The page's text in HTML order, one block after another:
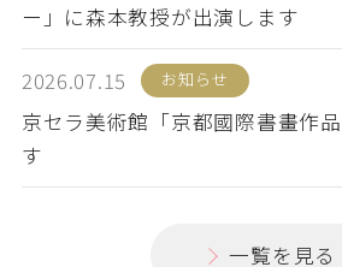
ー」に森本教授が出演します
2026.07.15 お知らせ
京セラ美術館「京都國際書畫作
す
一覧を見る